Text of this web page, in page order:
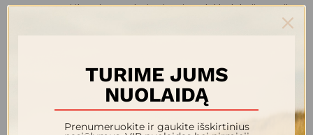
atsparesni įbrėžimams bei šviesai, todėl kolekcija ne tik
žavi, bet ir atspari kasdienio naudojimo iššūkiams. Visos
emisijos standartus – tai liudija atsakingą požiūrį į aplinką ir
namų aplinkos kokybę. Kolekcija apima platų asortimentą
– vitrinas, komodas, TV spinteles, indaujas, konsoles,
stalus bei kitas pagrindines korpusinių baldų grupes, todėl
TURIME JUMS
NUOLAIDĄ
Prenumeruokite ir gaukite išskirtinius